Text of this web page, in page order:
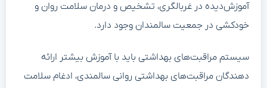
آموزش‌دیده در غربالگری، تشخیص و درمان سلامت روان و
خودکشی در جمعیت سالمندان وجود دارد.
سیستم مراقبت‌های بهداشتی باید با آموزش بیشتر ارائه
دهندگان مراقبت‌های بهداشتی روانی سالمندی، ادغام سلامت